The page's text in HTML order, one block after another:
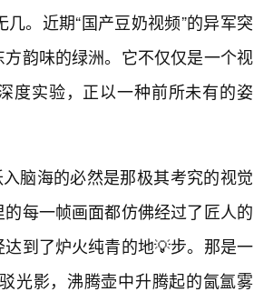
。近期“国产豆奶视频”的异军突
韵味的绿洲。它不仅仅是一个视
度实验，正以一种前所未有的姿
脑海的必然是那极其考究的视觉
每一帧画面都仿佛经过了匠人的
到了炉火纯青的地💡步。那是一
光影，沸腾壶中升腾起的氤氲雾